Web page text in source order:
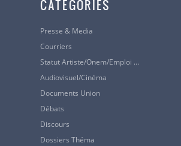
CATÉGORIES
Presse & Media
Courriers
Statut Artiste/Onem/Emploi …
Audiovisuel/cinéma
Documents Union
Débats
Discours
Dossiers Théma